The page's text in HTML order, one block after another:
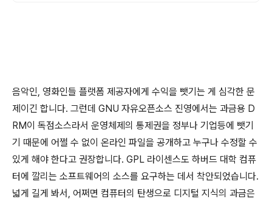
음악인, 영화인들 플랫폼 제공자에게 수익을 뺏기는 게 심각한 문
제이긴 합니다. 그런데 GNU 자유오픈소스 진영에서는 과금용 D
RM이 독점소스라서 운영체제의 통제권을 정부나 기업등에 뺏기
기 때문에 어쩔 수 없이 온라인 파일을 공개하고 누구나 수정할 수
있게 해야 한다고 권장합니다. GPL 라이센스도 하버드 대학 컴퓨
터에 깔리는 소프트웨어의 소스를 요구하는 데서 착안되었습니다.
넓게 길게 봐서, 어쩌면 컴퓨터의 탄생으로 디지털 지식의 과금은